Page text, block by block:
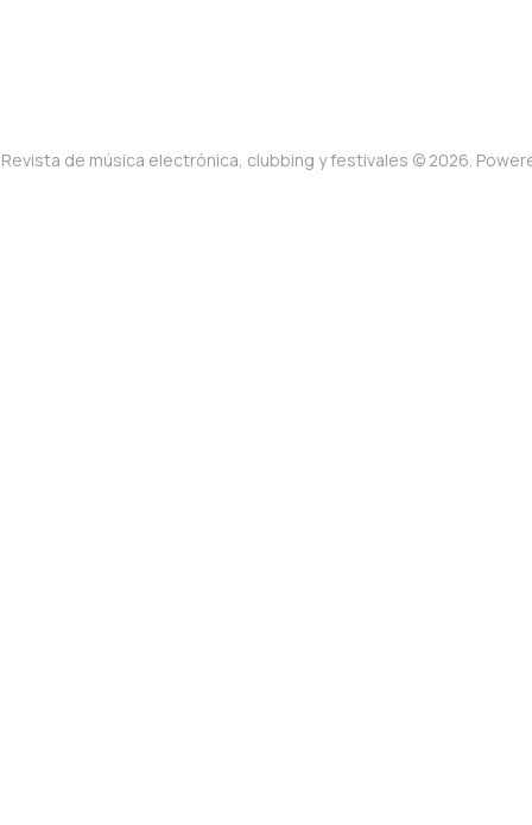
de música electrónica, clubbing y festivales © 2026.